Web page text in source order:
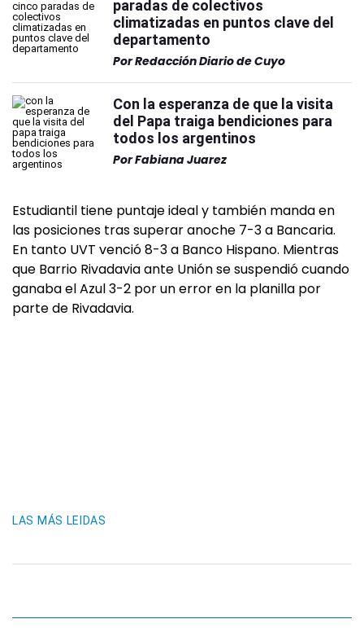
paradas de colectivos
climatizadas en puntos clave del
departamento
PorRedacción Diario de Cuyo
Con la esperanza de que la visita
del Papa traiga bendiciones para
todos los argentinos
PorFabiana Juarez
Estudiantil tiene puntaje ideal y también manda en
las posiciones tras superar anoche 7-3 a Bancaria.
En tanto UVT venció 8-3 a Banco Hispano. Mientras
que Barrio Rivadavia ante Unión se suspendió cuando
ganaba el Azul 3-2 por un error en la planilla por
parte de Rivadavia.
LAS MÁS LEIDAS